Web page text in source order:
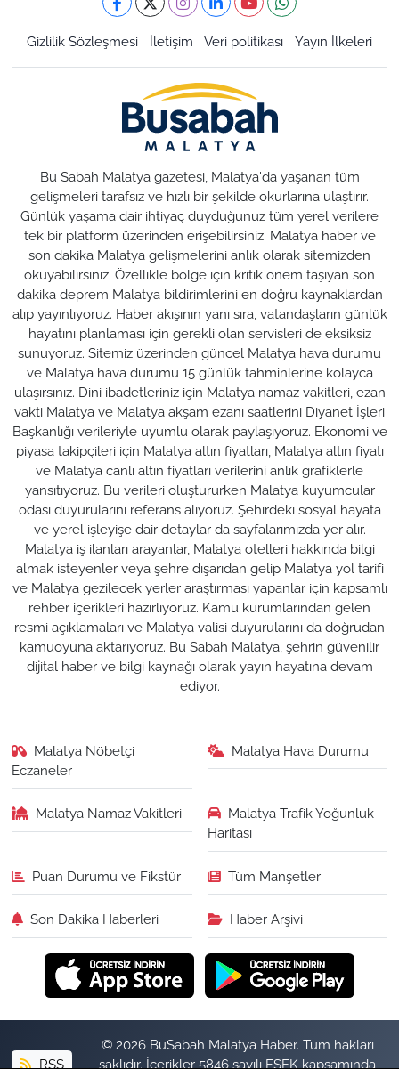
Gizlilik Sözleşmesi İletişim Veri politikası Yayın İlkeleri
Bu Sabah Malatya gazetesi, Malatya'da yaşanan tüm
gelişmeleri tarafsız ve hızlı bir şekilde okurlarına ulaştırır.
Günlük yaşama dair ihtiyaç duyduğunuz tüm yerel verilere
tek bir platform üzerinden erişebilirsiniz. Malatya haber ve
son dakika Malatya gelişmelerini anlık olarak sitemizden
okuyabilirsiniz. Özellikle bölge için kritik önem taşıyan son
dakika deprem Malatya bildirimlerini en doğru kaynaklardan
alıp yayınlıyoruz. Haber akışının yanı sıra, vatandaşların günlük
hayatını planlaması için gerekli olan servisleri de eksiksiz
sunuyoruz. Sitemiz üzerinden güncel Malatya hava durumu
ve Malatya hava durumu 15 günlük tahminlerine kolayca
ulaşırsınız. Dini ibadetleriniz için Malatya namaz vakitleri, ezan
vakti Malatya ve Malatya akşam ezanı saatlerini Diyanet İşleri
Başkanlığı verileriyle uyumlu olarak paylaşıyoruz. Ekonomi ve
piyasa takipçileri için Malatya altın fiyatları, Malatya altın fiyatı
ve Malatya canlı altın fiyatları verilerini anlık grafiklerle
yansıtıyoruz. Bu verileri oluştururken Malatya kuyumcular
odası duyurularını referans alıyoruz. Şehirdeki sosyal hayata
ve yerel işleyişe dair detaylar da sayfalarımızda yer alır.
Malatya iş ilanları arayanlar, Malatya otelleri hakkında bilgi
almak isteyenler veya şehre dışarıdan gelip Malatya yol tarifi
ve Malatya gezilecek yerler araştırması yapanlar için kapsamlı
rehber içerikleri hazırlıyoruz. Kamu kurumlarından gelen
resmi açıklamaları ve Malatya valisi duyurularını da doğrudan
kamuoyuna aktarıyoruz. Bu Sabah Malatya, şehrin güvenilir
dijital haber ve bilgi kaynağı olarak yayın hayatına devam
ediyor.
Malatya Nöbetçi
Eczaneler
Malatya Hava Durumu
Malatya Namaz Vakitleri
Malatya Trafik Yoğunluk
Haritası
Puan Durumu ve Fikstür Tüm Manşetler
Son Dakika Haberleri Haber Arşivi
RSS
© 2026 BuSabah Malatya Haber. Tüm hakları
saklıdır. İçerikler 5846 sayılı FSEK kapsamında